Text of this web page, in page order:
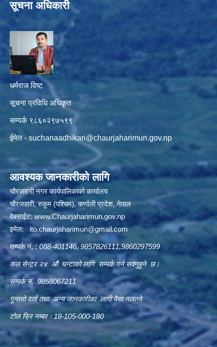
सूचना अधिकारी
धर्मराज विष्ट
सूचना प्रविधि अधिकृत
सम्पर्क ९८६०२९७५९९
ईमेल -suchanaadhikari@chaurjaharimun.gov.np
आवश्यक जानकारीको लागि
चौरजहारी नगर कार्यपालिकाको कार्यालय
चौरजहारी, रुकुम (पश्चिम), कर्णाली प्रदेश, नेपाल
वेबसाईट:www.Chaurjaharimun.gov.np
इमेल: ito.chaurjaharimun@gmail.com
सम्पर्क नं. :088-401146, 9857826111,9860297599
कल सेन्टर २४ औं घन्टाको लागि सम्पर्क गर्न सक्नुहुने छ।
सम्पर्क नं. 9858067211
गुनासो दर्ता तथा अन्य जानकारीका लागी पैसा नलाग्ने
टोल फ्रि नम्बर ः 18-105-000-180